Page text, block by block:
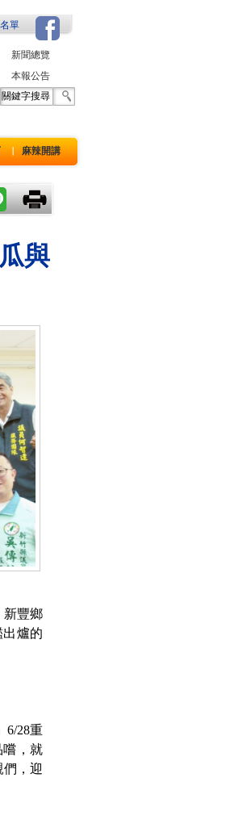
單
新聞總覽
本報公告
麻辣開講
與
新豐鄉
爐的
6/28重
嚐，就
，迎